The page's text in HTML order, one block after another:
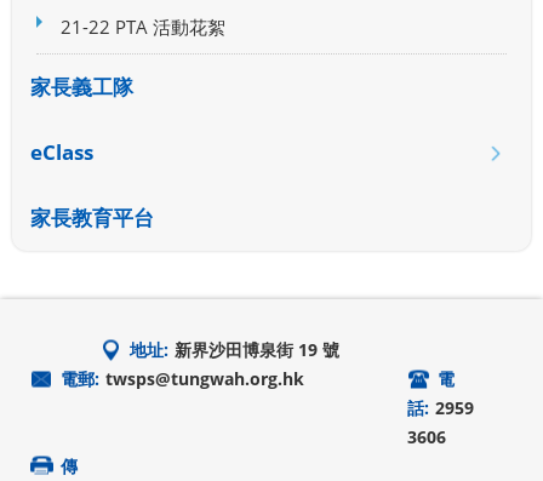
21-22 PTA 活動花絮
家長義工隊
eClass
家長教育平台
地址: 新界沙田博泉街 19 號
電郵: twsps@tungwah.org.hk
電
話: 2959
3606
傳